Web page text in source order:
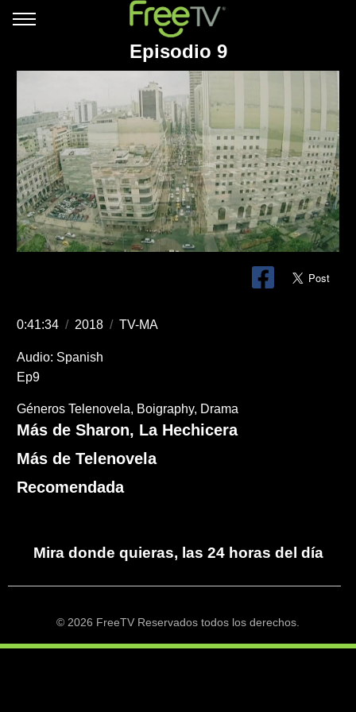
Episodio 9
0:41:34 / 2018 / TV-MA
Audio: Spanish
Ep9
Géneros Telenovela Boigraphy Drama
Más de Sharon, La Hechicera
Más de Telenovela
Recomendada
Mira donde quieras, las 24 horas del día
© 2026 FreeTV Reservados todos los derechos.